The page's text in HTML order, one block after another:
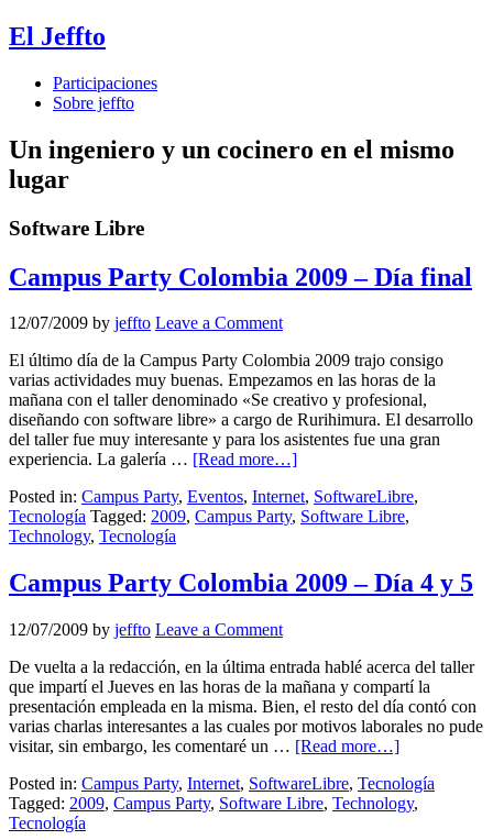
El Jeffto
Participaciones
Sobre jeffto
Un ingeniero y un cocinero en el mismo
lugar
Software Libre
Campus Party Colombia 2009 – Día final
12/07/2009 by jeffto Leave a Comment
El último día de la Campus Party Colombia 2009 trajo consigo
varias actividades muy buenas. Empezamos en las horas de la
mañana con el taller denominado «Se creativo y profesional,
diseñando con software libre» a cargo de Rurihimura. El desarrollo
del taller fue muy interesante y para los asistentes fue una gran
experiencia. La galería … [Read more…]
Posted in: Campus Party, Eventos, Internet, SoftwareLibre,
Tecnología Tagged: 2009, Campus Party, Software Libre,
Technology, Tecnología
Campus Party Colombia 2009 – Día 4 y 5
12/07/2009 by jeffto Leave a Comment
De vuelta a la redacción, en la última entrada hablé acerca del taller
que impartí el Jueves en las horas de la mañana y compartí la
presentación empleada en la misma. Bien, el resto del día contó con
varias charlas interesantes a las cuales por motivos laborales no pude
visitar, sin embargo, les comentaré un … [Read more…]
Posted in: Campus Party, Internet, SoftwareLibre, Tecnología
Tagged: 2009, Campus Party, Software Libre, Technology,
Tecnología